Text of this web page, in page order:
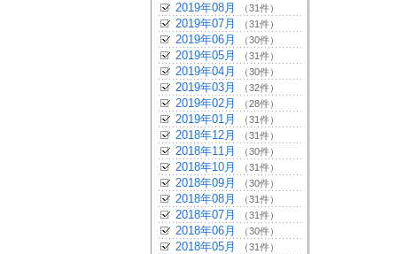
2019年08月 （31件）
2019年07月 （31件）
2019年06月 （30件）
2019年05月 （31件）
2019年04月 （30件）
2019年03月 （32件）
2019年02月 （28件）
2019年01月 （31件）
2018年12月 （31件）
2018年11月 （30件）
2018年10月 （31件）
2018年09月 （30件）
2018年08月 （31件）
2018年07月 （31件）
2018年06月 （30件）
2018年05月 （31件）